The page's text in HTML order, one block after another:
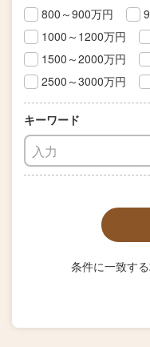
800～900万円
1000～1200万円
1500～2000万円
2500～3000万円
キーワード
条件に一致す